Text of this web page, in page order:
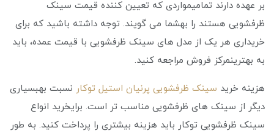
بر عهده دارند تمامیمواردی که تعیین کننده قیمت سینک
ظرفشویی هستند را بهشما می گویند. توجه داشته باشید که برای
خریداری هر یک از مدل های سینک ظرفشویی با قیمت عمده، باید
به بهترینمرکز فروش مراجعه کنید.
هزینه خرید سینک ظرفشویی پرنیان استیل توکار نسبت بهبسیاری
دیگر از سینک های ظرفشویی مناسب تر است. برایخرید انواع
سینک ظرفشویی توکار باید هزینه بیشتری را پرداخت کنید. به طور